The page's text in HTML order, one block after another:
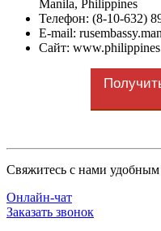
Manila, Philippines
Телефон: (8-10-632)
E-mail:
Сайт:
Cвяжитесь с нами
Онлайн-чат
Заказать звонок